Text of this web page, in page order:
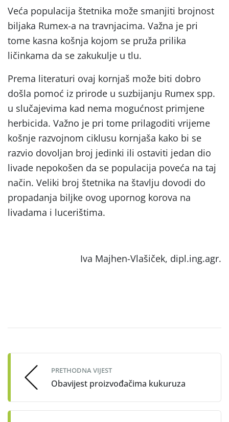
Veća populacija štetnika može smanjiti brojnost
biljaka Rumex-a na travnjacima. Važna je pri
tome kasna košnja kojom se pruža prilika
ličinkama da se zakukulje u tlu.
Prema literaturi ovaj kornjaš može biti dobro
došla pomoć iz prirode u suzbijanju Rumex spp.
u slučajevima kad nema mogućnost primjene
herbicida. Važno je pri tome prilagoditi vrijeme
košnje razvojnom ciklusu kornjaša kako bi se
razvio dovoljan broj jedinki ili ostaviti jedan dio
livade nepokošen da se populacija poveća na taj
način. Veliki broj štetnika na štavlju dovodi do
propadanja biljke ovog upornog korova na
livadama i lucerištima.
Iva Majhen-Vlašiček, dipl.ing.agr.
navigation
PRETHODNA VIJEST
Obavijest proizvođačima kukuruza